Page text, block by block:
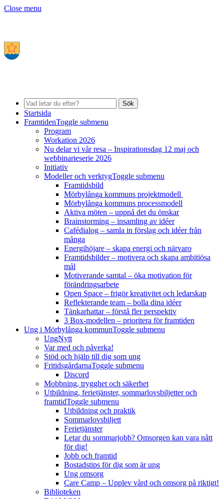
Close menu
Sök
Startsida
FramtidenToggle submenu
Program
Workation 2026
Nu delar vi vår resa – Inspirationsdag 12 maj och
webbinarieserie 2026
Initiativ
Modeller och verktygToggle submenu
Framtidsbild
Mörbylånga kommuns projektmodell
Mörbylånga kommuns processmodell
Aktiva möten – uppnå det du önskar
Brainstorming – insamling av idéer
Cafédialog – samla in förslag och idéer från
många
Energihöjare – skapa energi och närvaro
Framtidsbilder – motivera och skapa ambitiösa
mål
Motiverande samtal – öka motivation för
förändringsarbete
Open Space – frigör kreativitet och ledarskap
Reflekterande team – bolla dina idéer
Tänkarhattar – förstå fler perspektiv
3 Box-modellen – prioritera för framtiden
Ung i Mörbylånga kommunToggle submenu
UngNytt
Var med och påverka!
Stöd och hjälp till dig som ung
FritidsgårdarnaToggle submenu
Discord
Mobbning, trygghet och säkerhet
Utbildning, ferietjänster, sommarlovsbiljetter och
framtidToggle submenu
Utbildning och praktik
Sommarlovsbiljett
Ferietjänster
Letar du sommarjobb? Omsorgen kan vara nått
för dig!
Jobb och framtid
Bostadstips för dig som är ung
Ung omsorg
Care Camp – Upplev vård och omsorg på riktigt!
Biblioteken